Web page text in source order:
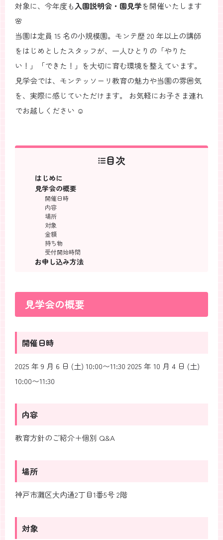
対象に、今年度も 入園説明会・園見学を開催いたします
🌸
当園は定員 15 名の小規模園。モンテ歴 20 年以上の講師
をはじめとしたスタッフが、一人ひとりの「やりた
い！」「できた！」を大切に育む環境を整えています。
見学会では、モンテッソーリ教育の魅力や当園の雰囲気
を、実際に感じていただけます。 お気軽にお子さま連れ
でお越しください ☺️
目次
はじめに
見学会の概要
開催日時
内容
場所
対象
金額
持ち物
受付開始時間
お申し込み方法
見学会の概要
開催日時
2025 年 9 月 6 日 (土) 10:00〜11:30 2025 年 10 月 4 日 (土)
10:00〜11:30
内容
教育方針のご紹介＋個別 Q&A
場所
神戸市灘区大内通2丁目1番5号2階
対象